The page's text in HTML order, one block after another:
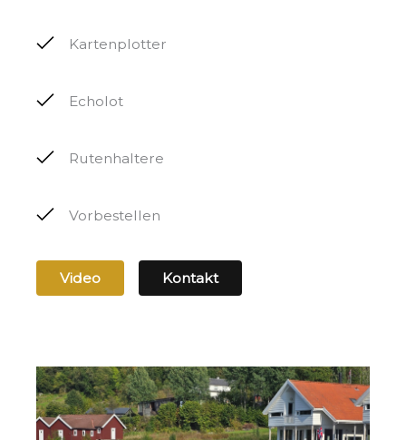
Kartenplotter
Echolot
Rutenhaltere
Vorbestellen
Video Kontakt